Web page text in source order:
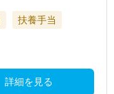
扶養手当
詳細を見る